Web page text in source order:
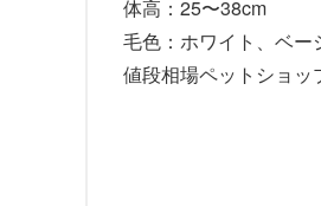
体高：25〜38cm
毛色：ホワイト、ベ
値段相場ペットショ